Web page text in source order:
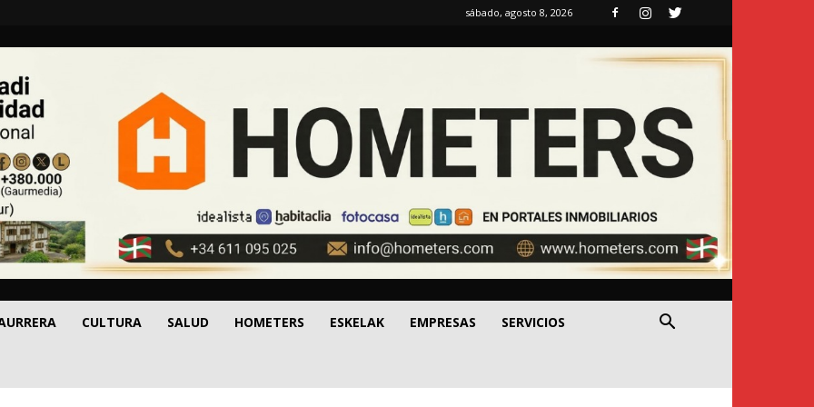
sábado, agosto 8, 2026
CULTURA SALUD HOMETERS ESKELAK EMPRESAS SERVICIOS